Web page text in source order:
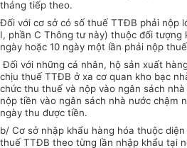
tháng tiếp theo.
Đối với cơ sở có số thuế TTĐB phải nộp
I, phần C Thông tư này) thuộc đối tượng
ngày hoặc 10 ngày một lần phải nộp
Đối với những cá nhân, hộ sản xuất
chịu thuế TTĐB ở xa cơ quan kho bạc
chức thu thuế và nộp vào ngân sách
nộp tiền vào ngân sách nhà nước chậm
ngày thu được tiền.
b/ Cơ sở nhập khẩu hàng hóa thuộc
thuế TTĐB theo từng lần nhập khẩu tại